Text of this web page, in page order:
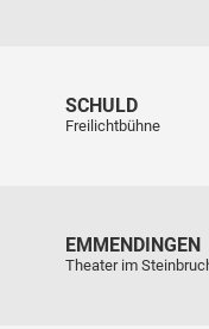
SCHULD
Freilichtbühne
EMMENDINGEN
Theater im